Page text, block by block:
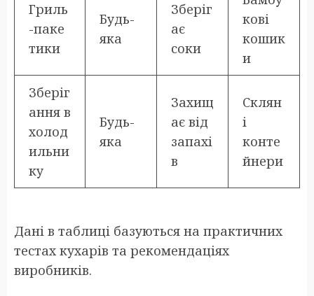
Гриль
-паке
тики
Будь-
яка
Зберіг
ає
соки
кові
кошик
и
Зберіг
ання в
холод
ильни
ку
Будь-
яка
Захищ
ає від
запахі
в
Склян
і
конте
йнери
Дані в таблиці базуються на практичних
тестах кухарів та рекомендаціях
виробників.